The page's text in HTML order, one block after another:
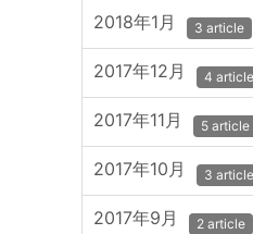
2018年1月 3 article
2017年12月 4 article
2017年11月 5 article
2017年10月 3 article
2017年9月 2 article